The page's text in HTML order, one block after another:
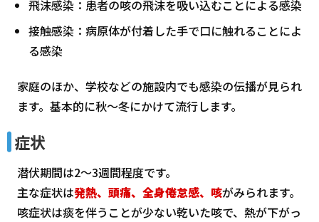
飛沫感染：患者の咳の飛沫を吸い込むことによる感染
接触感染：病原体が付着した手で口に触れることによ
る感染
家庭のほか、学校などの施設内でも感染の伝播が見られ
ます。基本的に秋～冬にかけて流行します。
症状
潜伏期間は2～3週間程度です。
主な症状は発熱、頭痛、全身倦怠感、咳がみられます。
咳症状は痰を伴うことが少ない乾いた咳で、熱が下がっ